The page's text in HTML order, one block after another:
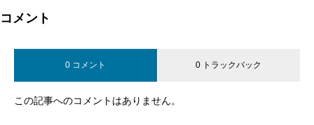
コメント
0 コメント 0 トラックバック
この記事へのコメントはありません。